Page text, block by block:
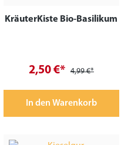
KräuterKiste Bio-Basilikum
2,50 €* 4,99 €*
In den Warenkorb